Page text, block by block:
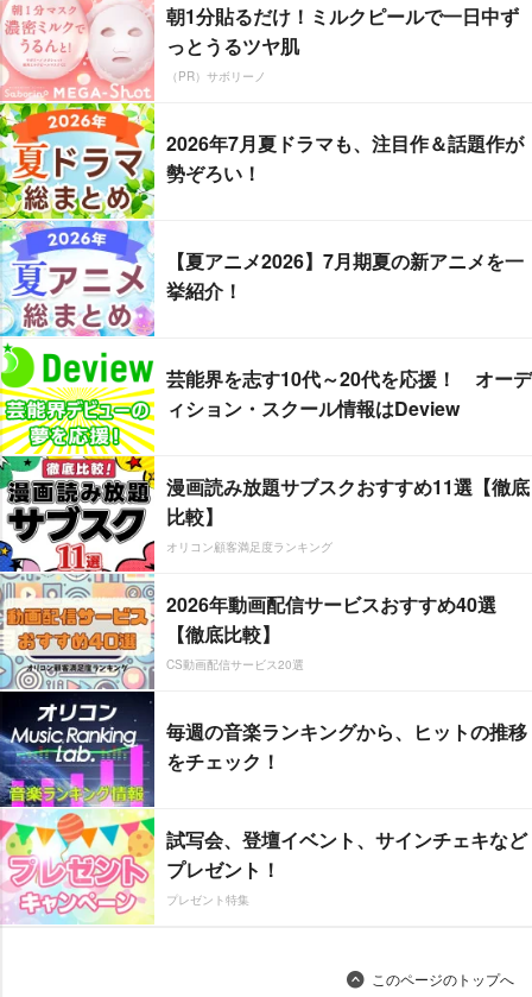
朝1分貼るだけ！ミルクピールで一日中ず
っとうるツヤ肌
（PR）サボリーノ
2026年7月夏ドラマも、注目作＆話題作が
勢ぞろい！
【夏アニメ2026】7月期夏の新アニメを一
挙紹介！
芸能界を志す10代～20代を応援！ オーデ
ィション・スクール情報はDeview
漫画読み放題サブスクおすすめ11選【徹底
比較】
オリコン顧客満足度ランキング
2026年動画配信サービスおすすめ40選
【徹底比較】
CS動画配信サービス20選
毎週の音楽ランキングから、ヒットの推移
をチェック！
試写会、登壇イベント、サインチェキなど
プレゼント！
プレゼント特集
このページのトップへ